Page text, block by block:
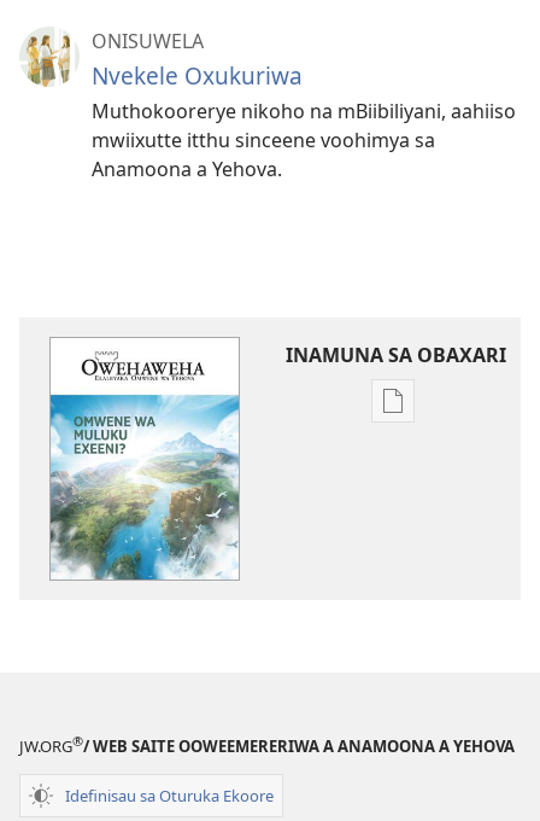
ONISUWELA
Nvekele Oxukuriwa
Muthokoorerye nikoho na mBiibiliyani, aahiiso
mwiixutte itthu sinceene voohimya sa
Anamoona a Yehova.
INAMUNA SA OBAXARI
Inamuna
JW.ORG®/ WEB SAITE OOWEEMERERIWA A ANAMOONA A YEHOVA
Idefinisau sa Oturuka Ekoore